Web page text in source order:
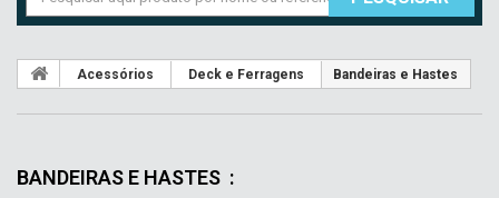
Acessórios Deck e Ferragens Bandeiras e Hastes
BANDEIRAS E HASTES :